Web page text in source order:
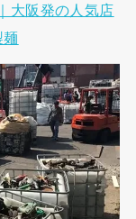
大阪発の人気店
麺